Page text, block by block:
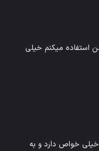
استفاده میکنم خیلی
خیلی خواص دارد و به